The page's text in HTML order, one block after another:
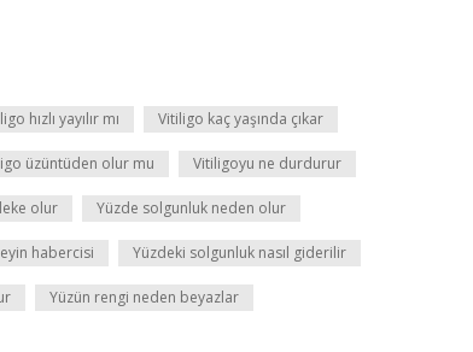
hızlı yayılır mı Vitiligo kaç yaşında çıkar
üzüntüden olur mu Vitiligoyu ne durdurur
olur Yüzde solgunluk neden olur
habercisi Yüzdeki solgunluk nasıl giderilir
Yüzün rengi neden beyazlar